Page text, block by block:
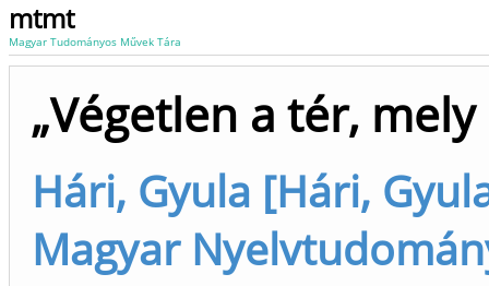
mtmt
Magyar Tudományos Művek Tára
„Végetlen a tér,
Hári, Gyula [Hári,
Magyar